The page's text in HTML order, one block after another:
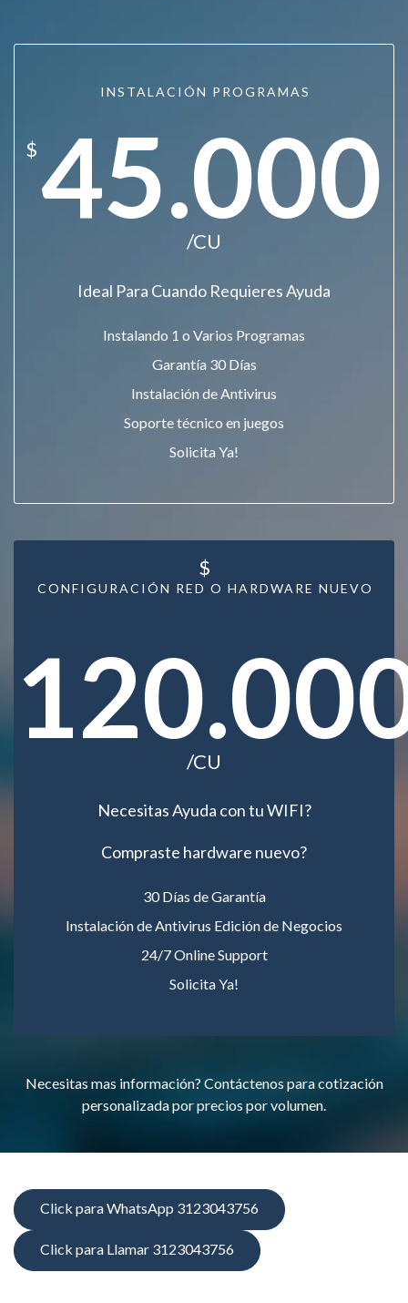
INSTALACIÓN PROGRAMAS
$45.000
/CU
Ideal Para Cuando Requieres Ayuda
Instalando 1 o Varios Programas
Garantía 30 Días
Instalación de Antivirus
Soporte técnico en juegos
Solicita Ya!
CONFIGURACIÓN RED O HARDWARE NUEVO
$
/CU
Necesitas Ayuda con tu WIFI?
Compraste hardware nuevo?
30 Días de Garantía
Instalación de Antivirus Edición de Negocios
24/7 Online Support
Solicita Ya!
Necesitas mas información? Contáctenos para cotización
personalizada por precios por volumen.
Click para WhatsApp 3123043756
Click para Llamar 3123043756